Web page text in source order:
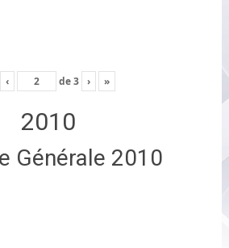
‹ de3 › »
2010
Générale 2010